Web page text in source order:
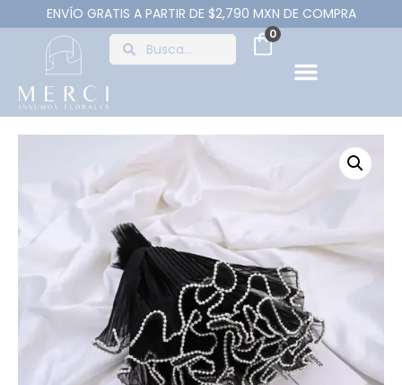
ENVÍO GRATIS A PARTIR DE $2,790 MXN DE COMPRA
0